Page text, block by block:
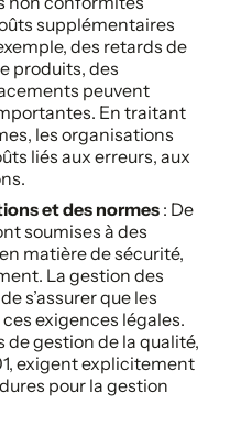
supplémentaires
des retards de
produits, des
peuvent
En traitant
les organisations
liés aux erreurs, aux
et des normes: De
soumises à des
matière de sécurité,
La gestion des
s’assurer que les
exigences légales.
de gestion de la qualité,
exigent explicitement
pour la gestion